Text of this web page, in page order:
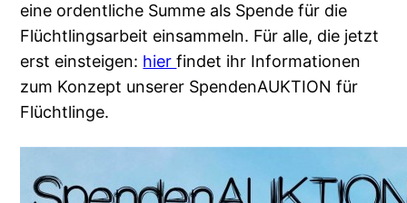
eine ordentliche Summe als Spende für die
Flüchtlingsarbeit einsammeln. Für alle, die jetzt
erst einsteigen: hierfindet ihr Informationen
zum Konzept unserer SpendenAUKTION für
Flüchtlinge.